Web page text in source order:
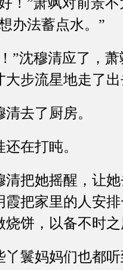
办法蓄点水。”
沈穆清应了，萧
步流星地走了出
去了厨房。
在打盹。
把她摇醒，让她
霞把家里的人安
饼，以备不时之
妈妈们也都听